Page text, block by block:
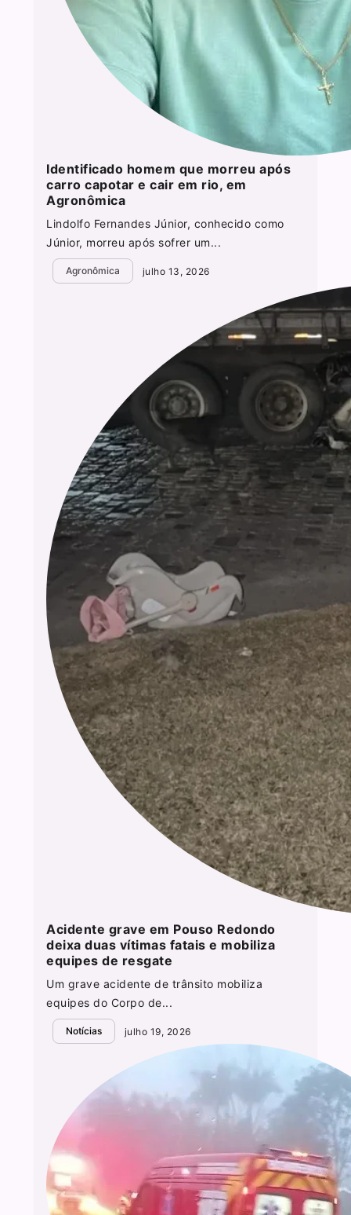
Identificado homem que morreu após
carro capotar e cair em rio, em
Agronômica
Lindolfo Fernandes Júnior, conhecido como
Júnior, morreu após sofrer um...
Agronômica julho 13, 2026
Acidente grave em Pouso Redondo
deixa duas vítimas fatais e mobiliza
equipes de resgate
Um grave acidente de trânsito mobiliza
equipes do Corpo de...
Notícias julho 19, 2026